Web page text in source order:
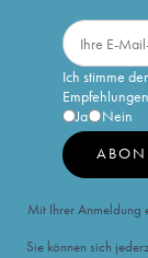
Ich stimme
Ja
Nein
Mit Ihrer Anmeldung
Sie können sich